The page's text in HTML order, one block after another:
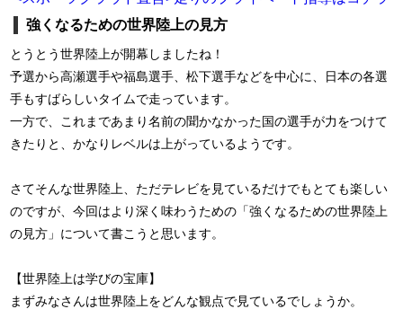
強くなるための世界陸上の見方
とうとう世界陸上が開幕しましたね！
予選から高瀬選手や福島選手、松下選手などを中心に、日本の各選
手もすばらしいタイムで走っています。
一方で、これまであまり名前の聞かなかった国の選手が力をつけて
きたりと、かなりレベルは上がっているようです。
さてそんな世界陸上、ただテレビを見ているだけでもとても楽しい
のですが、今回はより深く味わうための「強くなるための世界陸上
の見方」について書こうと思います。
【世界陸上は学びの宝庫】
まずみなさんは世界陸上をどんな観点で見ているでしょうか。